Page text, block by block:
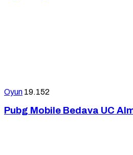
Oyun 19.152
Pubg Mobile Bedava UC